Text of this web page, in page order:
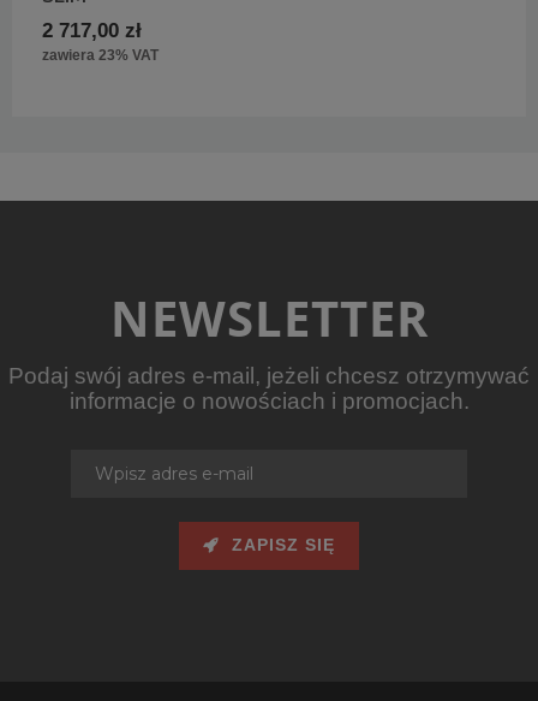
2 717,00 zł
zawiera 23% VAT
NEWSLETTER
Podaj swój adres e-mail, jeżeli chcesz otrzymywać
informacje o nowościach i promocjach.
ZAPISZ SIĘ